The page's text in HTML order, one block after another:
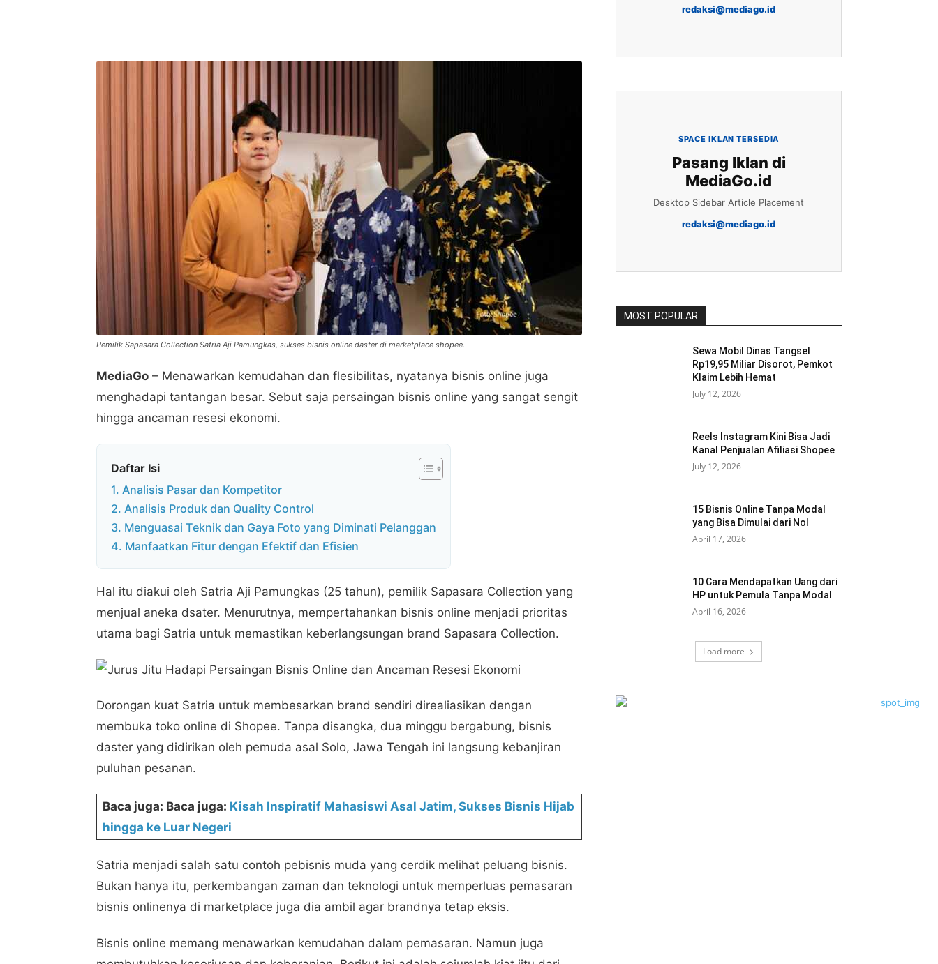
Pemilik Sapasara Collection Satria Aji Pamungkas, sukses bisnis online daster di marketplace shopee.
MediaGo – Menawarkan kemudahan dan flesibilitas, nyatanya bisnis online juga
menghadapi tantangan besar. Sebut saja persaingan bisnis online yang sangat sengit
hingga ancaman resesi ekonomi.
Daftar Isi
1. Analisis Pasar dan Kompetitor
2. Analisis Produk dan Quality Control
3. Menguasai Teknik dan Gaya Foto yang Diminati Pelanggan
4. Manfaatkan Fitur dengan Efektif dan Efisien
Hal itu diakui oleh Satria Aji Pamungkas (25 tahun), pemilik Sapasara Collection yang
menjual aneka dsater. Menurutnya, mempertahankan bisnis online menjadi prioritas
utama bagi Satria untuk memastikan keberlangsungan brand Sapasara Collection.
Dorongan kuat Satria untuk membesarkan brand sendiri direaliasikan dengan
membuka toko online di Shopee. Tanpa disangka, dua minggu bergabung, bisnis
daster yang didirikan oleh pemuda asal Solo, Jawa Tengah ini langsung kebanjiran
puluhan pesanan.
Baca juga: Baca juga: Kisah Inspiratif Mahasiswi Asal Jatim, Sukses Bisnis Hijab
hingga ke Luar Negeri
Satria menjadi salah satu contoh pebisnis muda yang cerdik melihat peluang bisnis.
Bukan hanya itu, perkembangan zaman dan teknologi untuk memperluas pemasaran
bisnis onlinenya di marketplace juga dia ambil agar brandnya tetap eksis.
Bisnis online memang menawarkan kemudahan dalam pemasaran. Namun juga
redaksi@mediago.id
SPACE IKLAN TERSEDIA
Pasang Iklan di
MediaGo.id
Desktop Sidebar Article Placement
redaksi@mediago.id
MOST POPULAR
Sewa Mobil Dinas Tangsel
Rp19,95 Miliar Disorot, Pemkot
Klaim Lebih Hemat
July 12, 2026
Reels Instagram Kini Bisa Jadi
Kanal Penjualan Afiliasi Shopee
July 12, 2026
15 Bisnis Online Tanpa Modal
yang Bisa Dimulai dari Nol
April 17, 2026
10 Cara Mendapatkan Uang dari
HP untuk Pemula Tanpa Modal
April 16, 2026
Load more